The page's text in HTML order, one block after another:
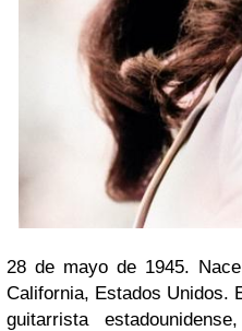
28 de mayo de 1945.
California, Estados Unidos.
guitarrista